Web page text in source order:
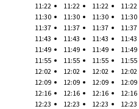
11:22
11:30
11:37
11:43
11:49
11:55
12:02
12:09
12:16
12:23
11:22
11:30
11:37
11:43
11:49
11:55
12:02
12:09
12:16
12:23
11:22
11:30
11:37
11:43
11:49
11:55
12:02
12:09
12:16
12:23
11:22
11:30
11:37
11:43
11:49
11:55
12:02
12:09
12:16
12:23